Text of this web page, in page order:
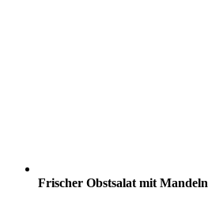
Frischer Obstsalat mit Mandeln